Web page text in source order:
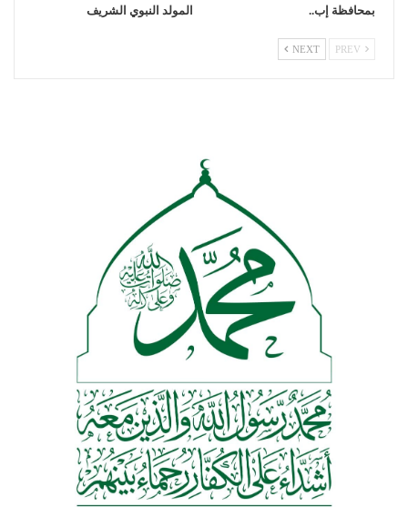
بمحافظة إب..
المولد النبوي الشريف
NEXT